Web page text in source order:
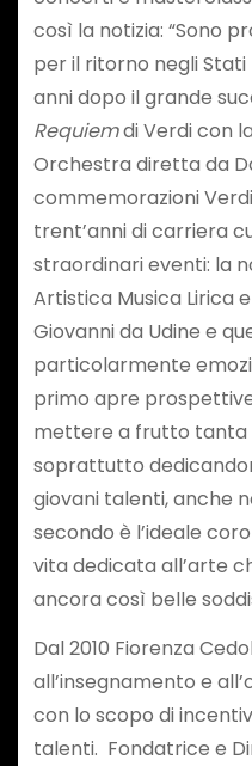
così la notizia: “Sono
per il ritorno negli
anni dopo il grande
Requiemdi Verdi con
Orchestra diretta da
commemorazioni
trent’anni di carriera
straordinari eventi: la
Artistica Musica Lirica
Giovanni da Udine e
particolarmente
primo apre
mettere a frutto tanta
soprattutto
giovani talenti, anche
secondo è l’ideale
vita dedicata all’arte
ancora così belle
Dal 2010 Fiorenza
all’insegnamento e
con lo scopo di
talenti. Fondatrice e